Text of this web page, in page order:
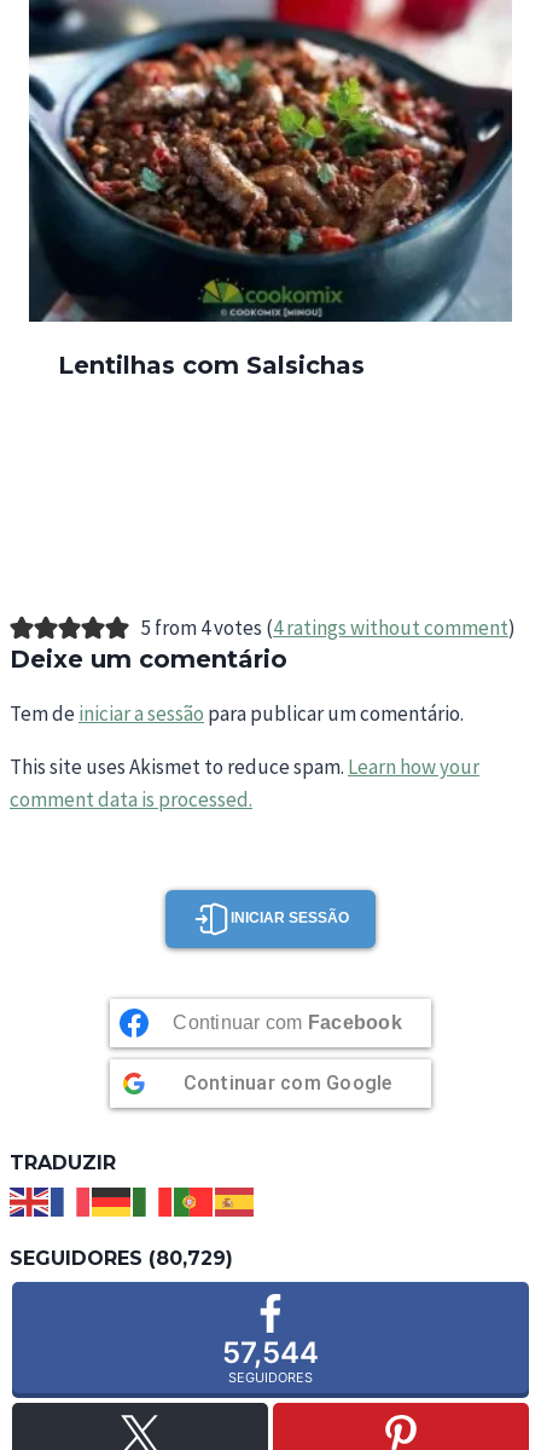
Lentilhas com Salsichas
5 from 4 votes (4 ratings without comment)
Deixe um comentário
Tem deiniciar a sessão para publicar um comentário.
This site uses Akismet to reduce spam. Learn how your
comment data is processed.
INICIAR SESSÃO
Continuar com Facebook
Continuar com Google
TRADUZIR
SEGUIDORES (80,729)
57,544
SEGUIDORES